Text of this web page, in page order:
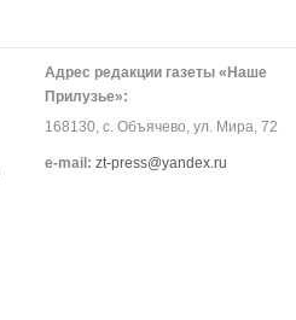
Адрес редакции газеты «Наше
Прилузье»:
168130, с. Объячево, ул. Мира, 72
е-mail: zt-press@yandex.ru